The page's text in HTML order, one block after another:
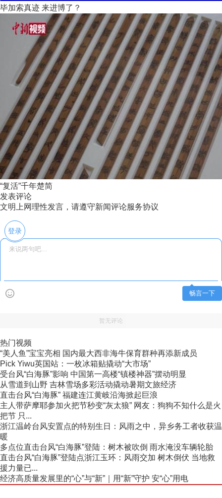
毕加索真迹 来进博了？
“复活”千年楚简
发表评论
文明上网理性发言，请遵守新闻评论服务协议
登录
畅言一下
暂无评论
热门视频
“美人鱼”宝宝亮相 国内最大西非海牛保育群种再添新成员
Pick Yiwu英国站：一枚冰箱贴撬动“大市场”
受台风“白海豚”影响 中国第一高楼“镇楼神器”摆动明显
从雪道到山野 吉林雪场多彩活动撬动暑期文旅经济
直击台风“白海豚” 福建连江黄岐沿海掀起巨浪
主人带萨摩耶参加火把节秒变“灰太狼” 网友：狗狗不知什么是火
把节 只...
浙江温岭台风安置点的特别生日：风雨之中，异乡务工者收获温
暖
多点位直击台风“白海豚”登陆：树木被吹倒 雨水淹没车辆轮胎
直击台风“白海豚”登陆点浙江玉环：风雨交加 树木倒伏 当地救
援力量已...
经济高质量发展里的“心”与“新”｜用“新”守护 安“心”用电